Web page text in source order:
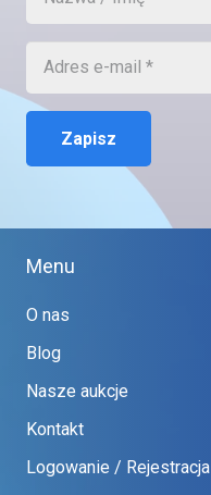
Zapisz
Menu
O nas
Blog
Nasze aukcje
Kontakt
Logowanie / Rejestracja